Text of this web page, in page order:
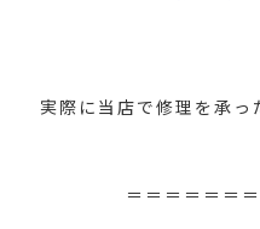
実際に当店で修理を承っ
＝＝＝＝＝＝